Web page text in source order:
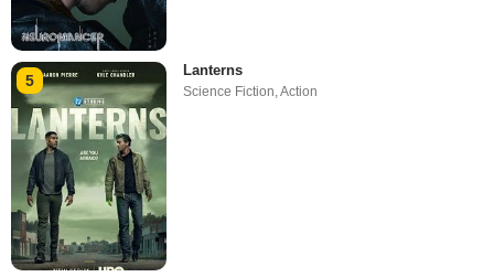
5
Lanterns
Science Fiction,Action